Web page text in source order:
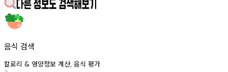
음식 검색
칼로리 & 영양정보 계산, 음식 평가